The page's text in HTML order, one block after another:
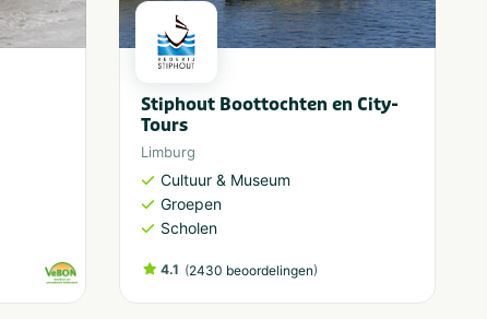
Stiphout Boottochten en City-
Tours
Limburg
Cultuur & Museum
Groepen
Scholen
4.1 (2430 beoordelingen)